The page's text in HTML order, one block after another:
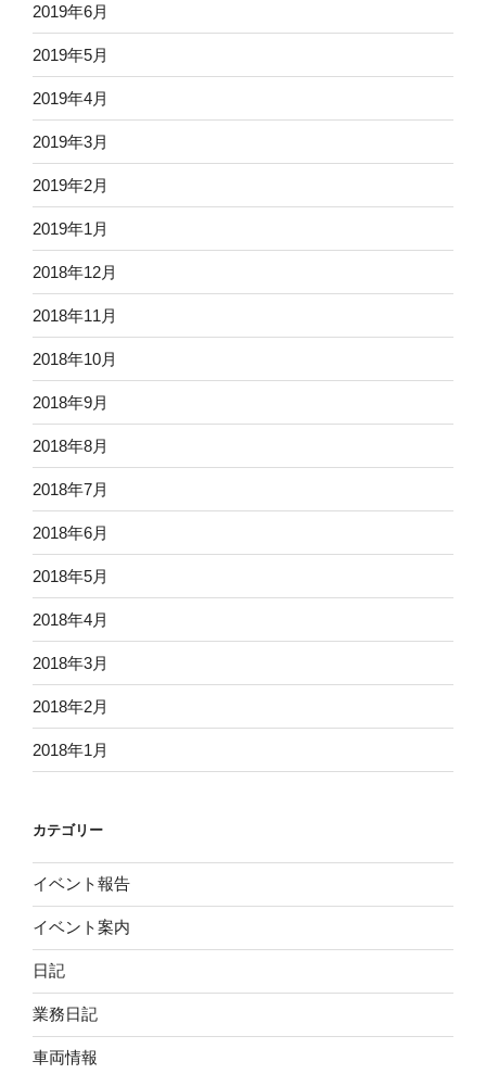
2019年6月
2019年5月
2019年4月
2019年3月
2019年2月
2019年1月
2018年12月
2018年11月
2018年10月
2018年9月
2018年8月
2018年7月
2018年6月
2018年5月
2018年4月
2018年3月
2018年2月
2018年1月
カテゴリー
イベント報告
イベント案内
日記
業務日記
車両情報